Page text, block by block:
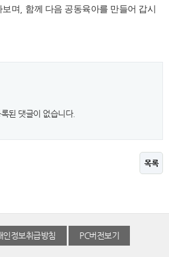
보며
함께 다음 공동육아를 만들어 갑시
된 댓글이 없습니다.
목록
인정보취급방침 PC버전보기